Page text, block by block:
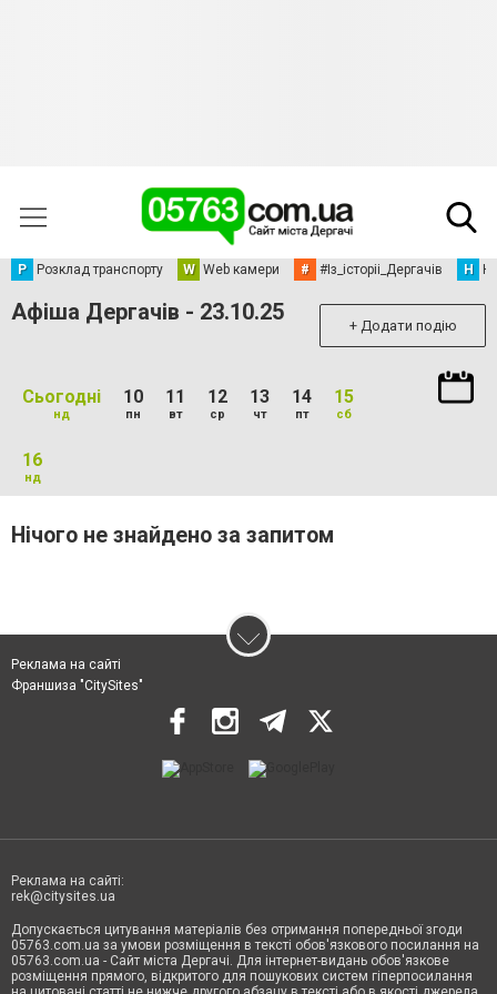
Р Розклад транспорту W Web камери # #Із_історіі_Дергачів Н
Афіша Дергачів - 23.10.25 + Додати подію
Сьогодні
нд
10
пн
11
вт
12
ср
13
чт
14
пт
15
сб
16
нд
Нічого не знайдено за запитом
Реклама на сайті
Франшиза "CitySites"
Реклама на сайті:
rek@citysites.ua
Допускається цитування матеріалів без отримання попередньої згоди
05763.com.ua за умови розміщення в тексті обов'язкового посилання на
05763.com.ua - Сайт міста Дергачі. Для інтернет-видань обов'язкове
розміщення прямого, відкритого для пошукових систем гіперпосилання